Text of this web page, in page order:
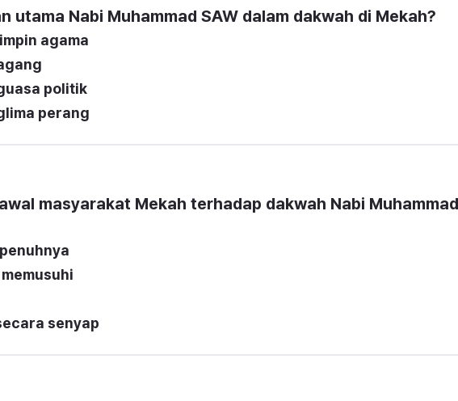
utama Nabi Muhammad SAW dalam dakwah di Mekah?
agama
politik
perang
masyarakat Mekah terhadap dakwah Nabi Muhammad
senyap